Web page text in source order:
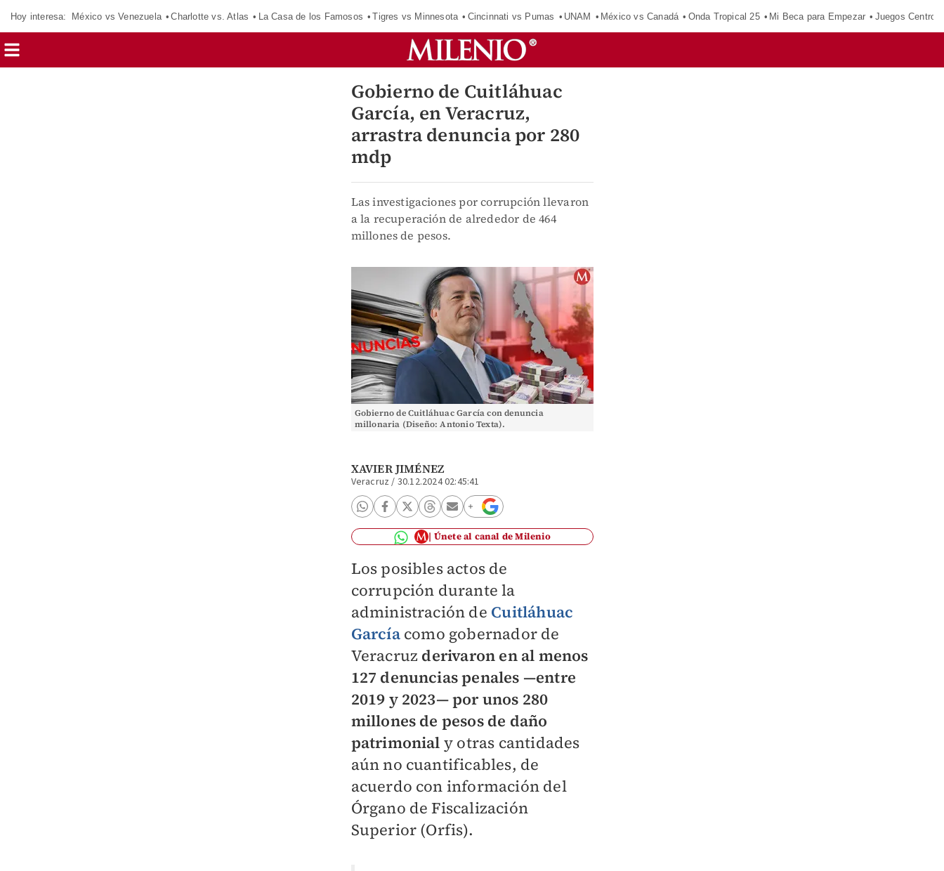
Hoy interesa: México vs Venezuela Charlotte vs. Atlas La Casa de los Famosos Tigres vs Minnesota Cincinnati vs Pumas UNAM México vs Canadá Onda Tropical 25 Mi Beca para Empezar Juegos
Gobierno de Cuitláhuac
García, en Veracruz,
arrastra denuncia por 280
mdp
Las investigaciones por corrupción llevaron
a la recuperación de alrededor de 464
millones de pesos.
Gobierno de Cuitláhuac García con denuncia
millonaria (Diseño: Antonio Texta).
XAVIER JIMÉNEZ
Veracruz / 30.12.2024 02:45:41
Únete al canal de Milenio
Los posibles actos de
corrupción durante la
administración de Cuitláhuac
García como gobernador de
Veracruz derivaron en al menos
127 denuncias penales —entre
2019 y 2023— por unos 280
millones de pesos de daño
patrimonial y otras cantidades
aún no cuantificables, de
acuerdo con información del
Órgano de Fiscalización
Superior (Orfis).